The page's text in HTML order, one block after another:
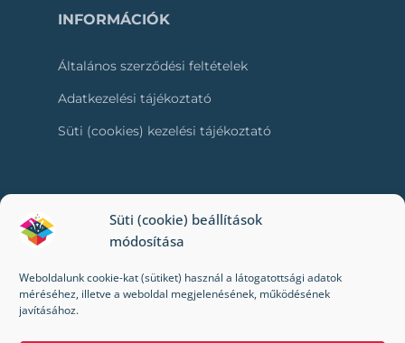
Süti (cookie) beállítások
módosítása
Weboldalunk cookie-kat (sütiket) használ a látogatottsági adatok
méréséhez, illetve a weboldal megjelenésének, működésének
javításához.
INFORMÁCIÓK
Általános szerződési feltételek
Adatkezelési tájékoztató
Süti (cookies) kezelési tájékoztató
RÓLUNK
Kik vagyunk mi?